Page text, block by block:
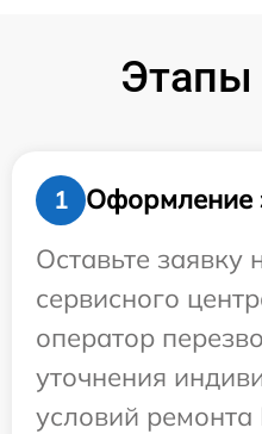
Этапы
1
Оформление
Оставьте заявку
сервисного
оператор
уточнения
условий